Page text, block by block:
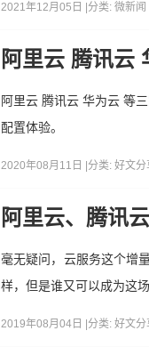
2021年12月05日 | 分类: 微新闻
阿里云 腾讯云
阿里云 腾讯云 华为云 等
配置体验。
2020年08月11日 | 分类: 好文分
阿里云、腾讯
毫无疑问，云服务这个增
样，但是谁又可以成为这
2019年08月04日 | 分类: 好文分